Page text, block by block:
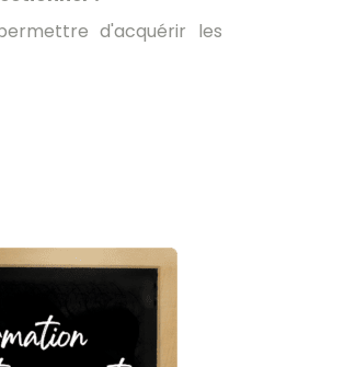
d'acquérir les